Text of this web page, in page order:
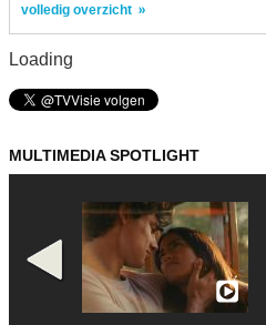
volledig overzicht
Loading
MULTIMEDIA SPOTLIGHT